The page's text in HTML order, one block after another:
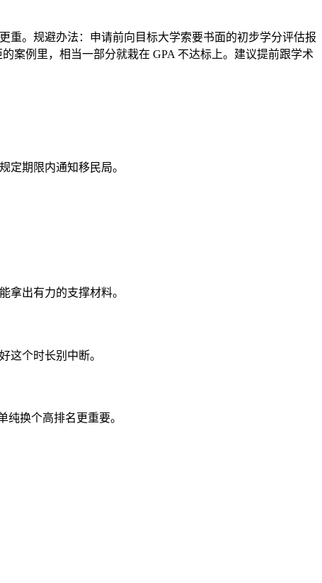
重。规避办法：申请前向目标大学索要书面的初步学分评估报
案例里，相当一部分就栽在 GPA 不达标上。建议提前跟学术
定期限内通知移民局。
拿出有力的支撑材料。
这个时长别中断。
换个高排名更重要。